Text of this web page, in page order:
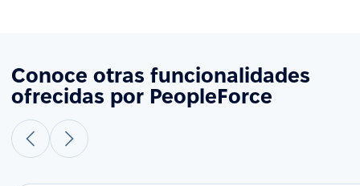
Conoce otras funcionalidades
ofrecidas por PeopleForce